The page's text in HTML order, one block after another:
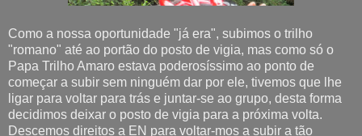
Como a nossa oportunidade "já era", subimos o trilho
"romano" até ao portão do posto de vigia, mas como só o
Papa Trilho Amaro estava poderosíssimo ao ponto de
começar a subir sem ninguém dar por ele, tivemos que lhe
ligar para voltar para trás e juntar-se ao grupo, desta forma
decidimos deixar o posto de vigia para a próxima volta.
Descemos direitos a EN para voltar-mos a subir a tão